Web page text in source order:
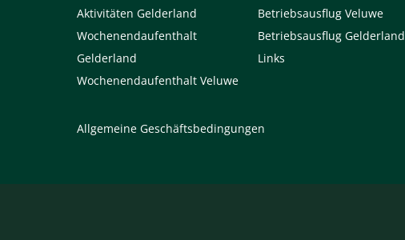
Aktivitäten Gelderland
Wochenendaufenthalt
Gelderland
Wochenendaufenthalt Veluwe
Betriebsausflug Veluwe
Betriebsausflug Gelderland
Links
Allgemeine Geschäftsbedingungen